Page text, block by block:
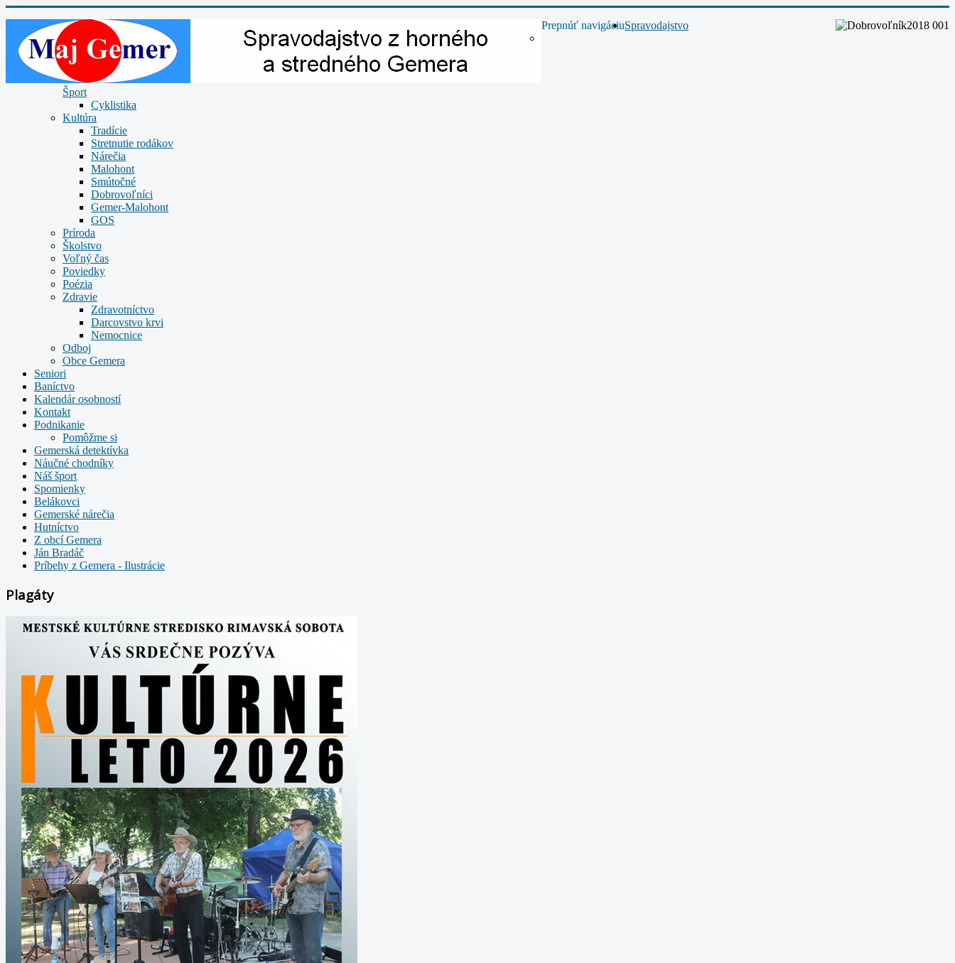
Prepnúť navigáciuSpravodajstvo
Šport
Cyklistika
Kultúra
Tradície
Stretnutie rodákov
Nárečia
Malohont
Smútočné
Dobrovoľníci
Gemer-Malohont
GOS
Príroda
Školstvo
Voľný čas
Poviedky
Poézia
Zdravie
Zdravotníctvo
Darcovstvo krvi
Nemocnice
Odboj
Obce Gemera
Seniori
Baníctvo
Kalendár osobností
Kontakt
Podnikanie
Pomôžme si
Gemerská detektívka
Náučné chodníky
Náš šport
Spomienky
Belákovci
Gemerské nárečia
Hutníctvo
Z obcí Gemera
Ján Bradáč
Príbehy z Gemera - Ilustrácie
Plagáty